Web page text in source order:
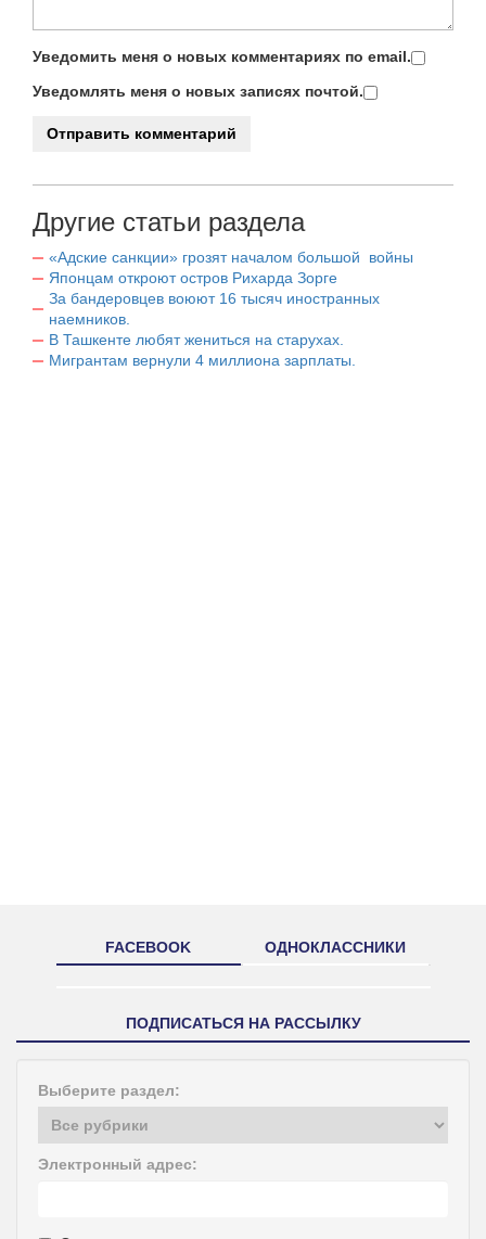
Уведомить меня о новых комментариях по email.
Уведомлять меня о новых записях почтой.
Другие статьи раздела
«Адские санкции» грозят началом большой войны
Японцам откроют остров Рихарда Зорге
За бандеровцев воюют 16 тысяч иностранных
наемников.
В Ташкенте любят жениться на старухах.
Мигрантам вернули 4 миллиона зарплаты.
FACEBOOK ОДНОКЛАССНИКИ
ПОДПИСАТЬСЯ НА РАССЫЛКУ
Выберите раздел:
Электронный адрес: